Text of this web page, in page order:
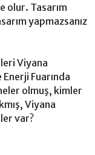
olur. Tasarım
yapmazsanız
Viyana
Fuarında
olmuş, kimler
Viyana
var?